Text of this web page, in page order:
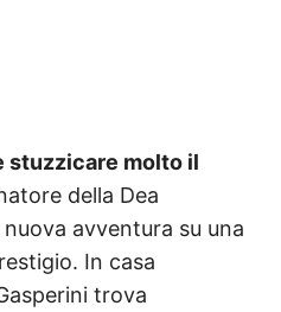
stuzzicare molto il
della Dea
avventura su una
In casa
trova